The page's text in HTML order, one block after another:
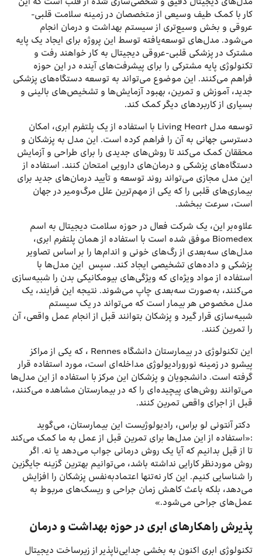
کار با کمک طیف وسیعی از متخصصان در زمینه سلامت قلبی-
عروقی و بخش وسیع‌تری از سیستم بهداشت و درمان انجام
می‌شود. مدل‌های توسعه‌‌یافته توسط این پروژه برای ایجاد یک پایه
مشترک در پزشکی قلبی-عروقی دیجیتال به کار خواهند رفت و
تکنولوژی پایه مشترکی را برای پیشرفت‌های آینده در این حوزه
فراهم می‌کنند. این موضوع می‌تواند به توسعه دستگاه‌های پزشکی
جدید، آموزش و تمرین، بهبود آزمایش‌ها و تشخیص‌های بالینی و
بسیاری از کاربردهای دیگر کمک کند.
توسعه مدل Living Heart با استفاده از یک پلتفرم ابری، امکان
دسترسی جهانی به آن را فراهم کرده است. این مدل به پزشکان و
محققان کمک می‌کند تا روش‌های جدیدی را برای طراحی و آزمایش
دستگاه‌های پزشکی و درمان‌های دارویی امتحان کنند. استفاده از
این مدل مجازی می‌تواند روند توسعه و تأیید درمان‌های جدید برای
بیماری‌های قلبی را که یکی از مهم‌ترین علل مرگ‌ومیر در جهان
است، سرعت ببخشد.
علاوه‌بر این، یک شرکت فعال در حوزه سلامت دیجیتال به اسم
Biomedex موفق شده است با استفاده از همان پلتفرم ابری،
مدل‌های سه‌بعدی از رگ‌های خونی و اندام‌ها را بر اساس تصاویر
پزشکی و داده‌های تشخیصی ایجاد کند. سپس این مدل‌ها با
استفاده از مواد ویژه‌ای که ویژگی‌های بیومکانیکی بدن را شبیه‌سازی
می‌کنند، به‌صورت سه‌بعدی چاپ می‌شوند. نتیجه این فرایند، یک
مدل مخصوص هر بیمار است که می‌تواند در یک سیستم
شبیه‌سازی قرار گیرد و پزشکان بتوانند قبل از انجام عمل واقعی، آن
را تمرین کنند.
این تکنولوژی در بیمارستان دانشگاه Rennes ، که یکی از مراکز
پیشرو در زمینه نورورادیولوژی مداخله‌ای است، مورد استفاده قرار
گرفته است. دانشجویان و پزشکان این مرکز با استفاده از این مدل‌ها
می‌توانند روش‌های پیچیده‌ای را که در بیمارستان مشاهده می‌کنند،
قبل از اجرای واقعی تمرین کنند.
دکتر آنتونی لو براس، رادیولوژیست این بیمارستان، می‌گوید
:«استفاده از این مدل‌ها برای تمرین قبل از عمل به ما کمک می‌کند
تا از قبل بدانیم که آیا یک روش درمانی جواب می‌دهد یا نه. اگر
روش موردنظر کارایی نداشته باشد، می‌توانیم بهترین گزینه جایگزین
را شناسایی کنیم. این کار نه‌تنها اعتمادبه‌نفس پزشکان را افزایش
می‌دهد، بلکه باعث کاهش زمان جراحی و ریسک‌های مربوط به
عمل‌های جراحی می‌شود.»
پذیرش راهکارهای ابری در حوزه بهداشت و درمان
تکنولوژی ابری اکنون به بخشی جدایی‌ناپذیر از زیرساخت دیجیتال